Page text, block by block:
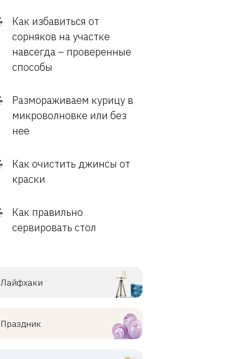
Как избавиться от
сорняков на участке
навсегда – проверенные
способы
Размораживаем курицу в
микроволновке или без
нее
Как очистить джинсы от
краски
Как правильно
сервировать стол
Лайфхаки
Праздник